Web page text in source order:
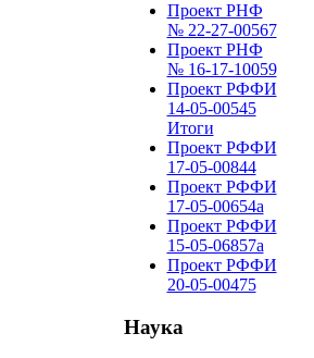
Проект РНФ
№ 22-27-00567
Проект РНФ
№ 16-17-10059
Проект РФФИ
14-05-00545
Итоги
Проект РФФИ
17-05-00844
Проект РФФИ
17-05-00654а
Проект РФФИ
15-05-06857а
Проект РФФИ
20-05-00475
Наука